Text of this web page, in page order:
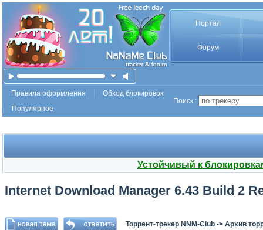
Портал
Форум
Правила оформления
Обход блокировок
Популярное
Поиск :
Устойчивый к
Internet Download Manager 6.43 Build 2
Торрент-трекер NNM-Club -> Архив